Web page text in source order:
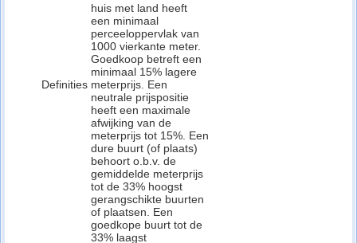
Definities
huis met land heeft
een minimaal
perceeloppervlak van
1000 vierkante meter.
Goedkoop betreft een
minimaal 15% lagere
meterprijs. Een
neutrale prijspositie
heeft een maximale
afwijking van de
meterprijs tot 15%. Een
dure buurt (of plaats)
behoort o.b.v. de
gemiddelde meterprijs
tot de 33% hoogst
gerangschikte buurten
of plaatsen. Een
goedkope buurt tot de
33% laagst